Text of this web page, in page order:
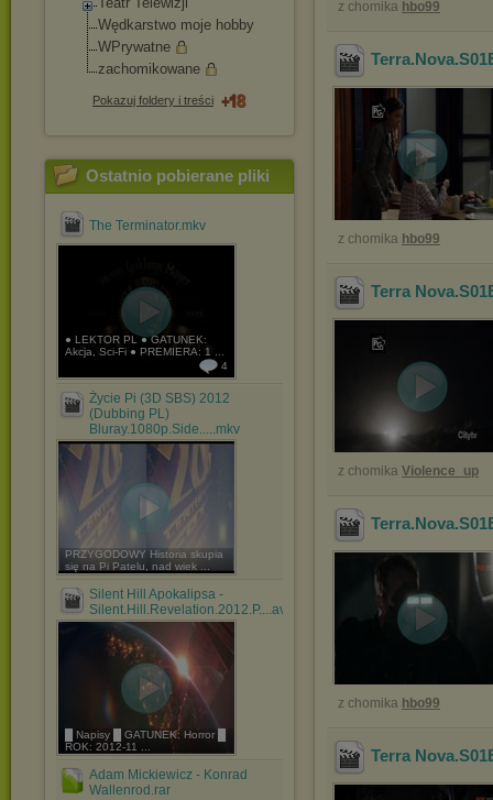
Wędkarstwo moje hobby
WPrywatne
zachomikowane
Pokazuj foldery i treści
Ostatnio pobierane pliki
The Terminator.mkv
● LEKTOR PL ● GATUNEK:
Akcja, Sci-Fi ● PREMIERA: 1 ...
4
Życie Pi (3D SBS) 2012
(Dubbing PL)
Bluray.1080p.Side.....mkv
PRZYGODOWY Historia skupia
się na Pi Patelu, nad wiek ...
Silent Hill Apokalipsa -
Silent.Hill.Revelation.2012.P....avi
█ Napisy █ GATUNEK: Horror █
ROK: 2012-11 ...
Adam Mickiewicz - Konrad
Wallenrod.rar
z chomika hbo99
z chomika hbo99
Terra
z chomika Violence_up
z chomika hbo99
Terra